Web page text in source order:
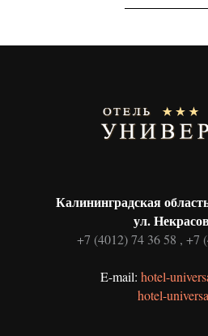
Калининградская
ул.
+7 (4012) 74 36 58 , +7
E-mail: hotel-
hotel-